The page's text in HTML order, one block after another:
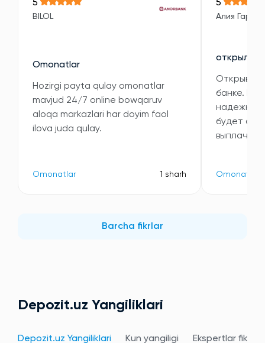
5
BILOL
Omonatlar
Hozirgi payta qulay omonatlar
mavjud 24/7 online bowqaruv
aloqa markazlari har doyim faol
ilova juda qulay.
Omonatlar 1 sharh
5
Алия
открыла
банке.
будет
Omonatlar
Barcha fikrlar
Depozit.uz Yangiliklari
Depozit.uz Yangiliklari Kun yangiligi Ekspertlar fikri